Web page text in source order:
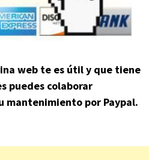
web te es útil y que tiene
puedes colaborar
mantenimiento por Paypal.